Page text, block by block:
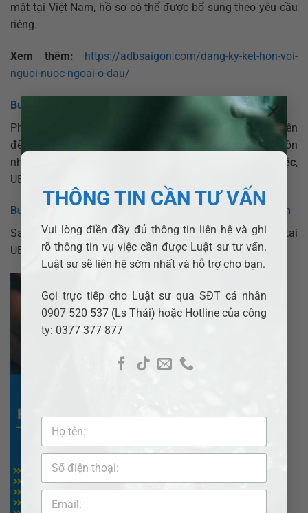
THÔNG TIN CẦN TƯ VẤN
Vui lòng điền đầy đủ thông tin liên hệ và ghi
rõ thông tin vụ việc cần được Luật sư tư vấn.
Luật sư sẽ liên hệ sớm nhất và hỗ trợ cho bạn.
Gọi trực tiếp cho Luật sư qua SĐT cá nhân
0907 520 537 (Ls Thái) hoặc Hotline của công
ty: 0377 377 877
×
mặt tại Việt Nam, hồ sơ có thể được bổ sung theo yêu cầu
riêng.
Xem thêm:
https://adbsaigon.com/dang-ky-ket-hon-voi-
nguoi-nuoc-ngoai-o-dau/
Bước 3: Xem Xét Và Giải Quyết Hồ Sơ
Phòng Tư pháp sẽ thẩm định hồ sơ và phỏng vấn các bên
để xác minh tính trung thực, tự nguyện của quan hệ hôn
nhân. Nếu hồ sơ hợp lệ, trong vòng
15 – 30 ngày làm việc,
UBND sẽ cấp giấy chứng nhận kết hôn.
Bước 4: Tổ Chức Lễ Ký Và Cấp Giấy Chứng Nhận Kết Hôn
Sau khi được thông báo kết quả, hai bên cần có mặt tại
UBND để ký và nhậnGiấy chứng nhận kết hôn.